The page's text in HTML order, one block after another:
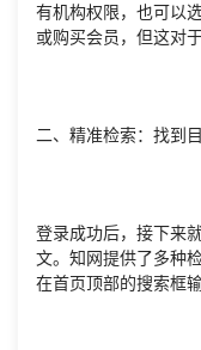
有机构权限，也可以
或购买会员，但这对
二、精准检索：找到
登录成功后，接下来
文。知网提供了多种
在首页顶部的搜索框